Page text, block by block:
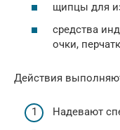
щипцы для
средства
очки,
Действия
Надевают